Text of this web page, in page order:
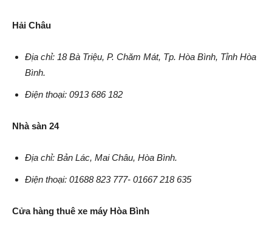
Hải Châu
Địa chỉ: 18 Bà Triệu, P. Chăm Mát, Tp. Hòa Bình, Tỉnh Hòa
Bình.
Điện thoại: 0913 686 182
Nhà sàn 24
Địa chỉ: Bản Lác, Mai Châu, Hòa Bình.
Điện thoại: 01688 823 777- 01667 218 635
Cửa hàng thuê xe máy Hòa Bình